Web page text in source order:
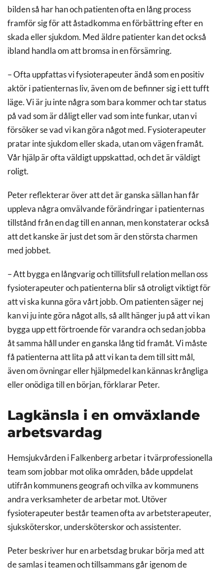
bilden så har han och patienten ofta en lång process
framför sig för att åstadkomma en förbättring efter en
skada eller sjukdom. Med äldre patienter kan det också
ibland handla om att bromsa in en försämring.
– Ofta uppfattas vi fysioterapeuter ändå som en positiv
aktör i patienternas liv, även om de befinner sig i ett tufft
läge. Vi är ju inte några som bara kommer och tar status
på vad som är dåligt eller vad som inte funkar, utan vi
försöker se vad vi kan göra något med. Fysioterapeuter
pratar inte sjukdom eller skada, utan om vägen framåt.
Vår hjälp är ofta väldigt uppskattad, och det är väldigt
roligt.
Peter reflekterar över att det är ganska sällan han får
uppleva några omvälvande förändringar i patienternas
tillstånd från en dag till en annan, men konstaterar också
att det kanske är just det som är den största charmen
med jobbet.
– Att bygga en långvarig och tillitsfull relation mellan oss
fysioterapeuter och patienterna blir så otroligt viktigt för
att vi ska kunna göra vårt jobb. Om patienten säger nej
kan vi ju inte göra något alls, så allt hänger ju på att vi kan
bygga upp ett förtroende för varandra och sedan jobba
åt samma håll under en ganska lång tid framåt. Vi måste
få patienterna att lita på att vi kan ta dem till sitt mål,
även om övningar eller hjälpmedel kan kännas krångliga
eller onödiga till en början, förklarar Peter.
Lagkänsla i en omväxlande
arbetsvardag
Hemsjukvården i Falkenberg arbetar i tvärprofessionella
team som jobbar mot olika områden, både uppdelat
utifrån kommunens geografi och vilka av kommunens
andra verksamheter de arbetar mot. Utöver
fysioterapeuter består teamen ofta av arbetsterapeuter,
sjuksköterskor, undersköterskor och assistenter.
Peter beskriver hur en arbetsdag brukar börja med att
de samlas i teamen och tillsammans går igenom de